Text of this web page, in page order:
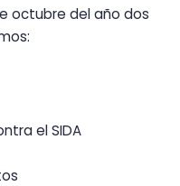
octubre del año dos
el SIDA